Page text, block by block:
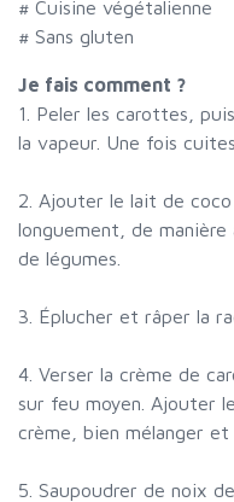
# Cuisine végétalienne
# Sans gluten
Je fais comment ?
1. Peler les carottes,
la vapeur. Une fois
2. Ajouter le lait de
longuement, de
de légumes.
3. Éplucher et râper la
4. Verser la crème de
sur feu moyen. Ajouter
crème, bien mélanger et
5. Saupoudrer de noix